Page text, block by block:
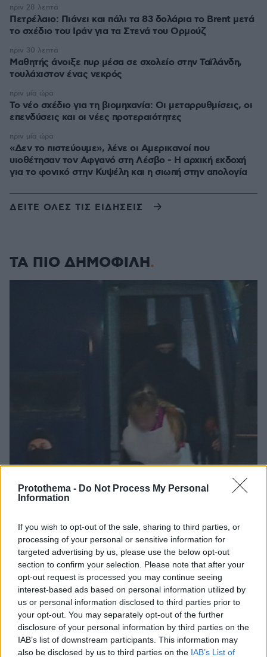
Protothema - Do Not Process My Personal
Information
If you wish to opt-out of the sale, sharing to third parties, or
processing of your personal or sensitive information for
targeted advertising by us, please use the below opt-out
section to confirm your selection. Please note that after your
opt-out request is processed you may continue seeing
interest-based ads based on personal information utilized by
us or personal information disclosed to third parties prior to
your opt-out. You may separately opt-out of the further
disclosure of your personal information by third parties on the
IAB’s list of downstream participants. This information may
also be disclosed by us to third parties on the IAB’s List of
Πετρέλαιο: Πιάνει και πάλι τα 83 δολάρια το Brent μετά
το σχέδιο του Ιράν για τα Στενά του Ορμούζ
πριν 28 λεπτά
Μαθητής άνοιξε πυρ μέσα σε σχολείο στην Ταϊλάνδη,
τουλάχιστον ένας νεκρός
πριν 30 λεπτά
Το νέο σχέδιο για τη βιομηχανία: Οι μεταρρυθμίσεις, οι
επενδύσεις και οι νέες προτεραιότητες
πριν μία ώρα
«Δεν το πιστεύουμε», λένε οι Αμερικανοί που
υιοθέτησαν τον Αφγανό στη Λέσβο - Η αρχική εκδοχή
για το φονικό στην Κυψέλη και η σιωπή στην απολογία
πριν μία ώρα
ΔΕΙΤΕ ΟΛΕΣ ΤΙΣ ΕΙΔΗΣΕΙΣ
ΤΑ ΠΙΟ ΔΗΜΟΦΙΛΗ
Στη ΓΑΔΑ κρατείται η 46χρονη που κατηγορείται
για την επίθεση στη Marfin, δείτε βίντεο και
φωτογραφίες
06.08.2026, 23:17